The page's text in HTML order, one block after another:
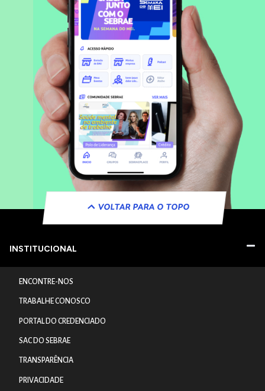
VOLTAR PARA O TOPO
INSTITUCIONAL
ENCONTRE-NOS
TRABALHE CONOSCO
PORTAL DO CREDENCIADO
SAC DO SEBRAE
TRANSPARÊNCIA
PRIVACIDADE